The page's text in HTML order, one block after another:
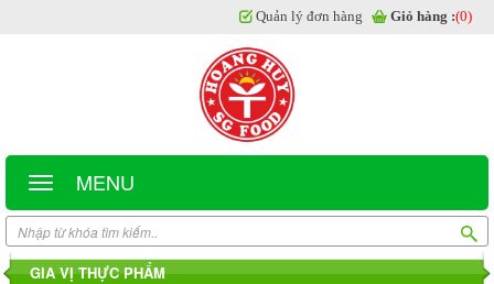
MENU
Quản lý đơn hàng Giỏ hàng :(0)
GIA VỊ THỰC PHẨM